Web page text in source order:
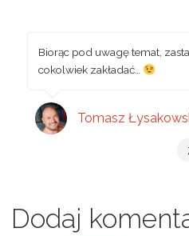
Biorąc pod uwagę temat,
cokolwiek zakładać…
Tomasz
Dodaj